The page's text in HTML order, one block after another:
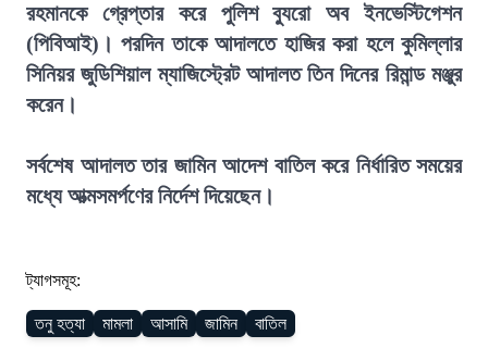
রহমানকে গ্রেপ্তার করে পুলিশ ব্যুরো অব ইনভেস্টিগেশন
(পিবিআই)। পরদিন তাকে আদালতে হাজির করা হলে কুমিল্লার
সিনিয়র জুডিশিয়াল ম্যাজিস্ট্রেট আদালত তিন দিনের রিমান্ড মঞ্জুর
করেন।
সর্বশেষ আদালত তার জামিন আদেশ বাতিল করে নির্ধারিত সময়ের
মধ্যে আত্মসমর্পণের নির্দেশ দিয়েছেন।
ট্যাগসমূহ:
তনু হত্যা মামলা আসামি জামিন বাতিল